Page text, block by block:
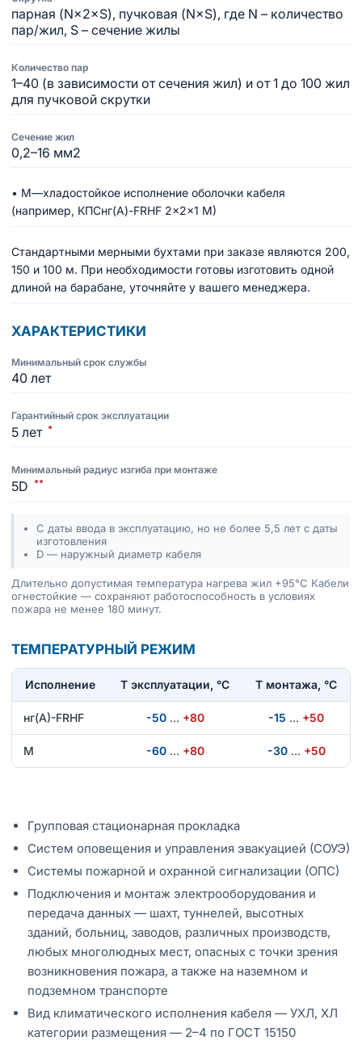
парная (N×2×S), пучковая (N×S), где N – количество
пар/жил, S – сечение жилы
Количество пар
1–40 (в зависимости от сечения жил) и от 1 до 100 жил
для пучковой скрутки
Сечение жил
0,2–16 мм2
• М—хладостойкое исполнение оболочки кабеля
(например, КПСнг(A)-FRHF 2×2×1 М)
Стандартными мерными бухтами при заказе являются 200,
150 и 100 м. При необходимости готовы изготовить одной
длиной на барабане, уточняйте у вашего менеджера.
ХАРАКТЕРИСТИКИ
Минимальный срок службы
40 лет
Гарантийный срок эксплуатации
5 лет *
Минимальный радиус изгиба при монтаже
5D **
С даты ввода в эксплуатацию, но не более 5,5 лет с даты
изготовления
D — наружный диаметр кабеля
Длительно допустимая температура нагрева жил +95°C Кабели
огнестойкие — сохраняют работоспособность в условиях
пожара не менее 180 минут.
ТЕМПЕРАТУРНЫЙ РЕЖИМ
Исполнение T эксплуатации, °С Т монтажа, °С
нг(А)-FRHF -50 … +80 -15 … +50
М -60 … +80 -30 … +50
Групповая стационарная прокладка
Систем оповещения и управления эвакуацией (СОУЭ)
Системы пожарной и охранной сигнализации (ОПС)
Подключения и монтаж электрооборудования и
передача данных — шахт, туннелей, высотных
зданий, больниц, заводов, различных производств,
любых многолюдных мест, опасных с точки зрения
возникновения пожара, а также на наземном и
подземном транспорте
Вид климатического исполнения кабеля — УХЛ, ХЛ
категории размещения — 2–4 по ГОСТ 15150